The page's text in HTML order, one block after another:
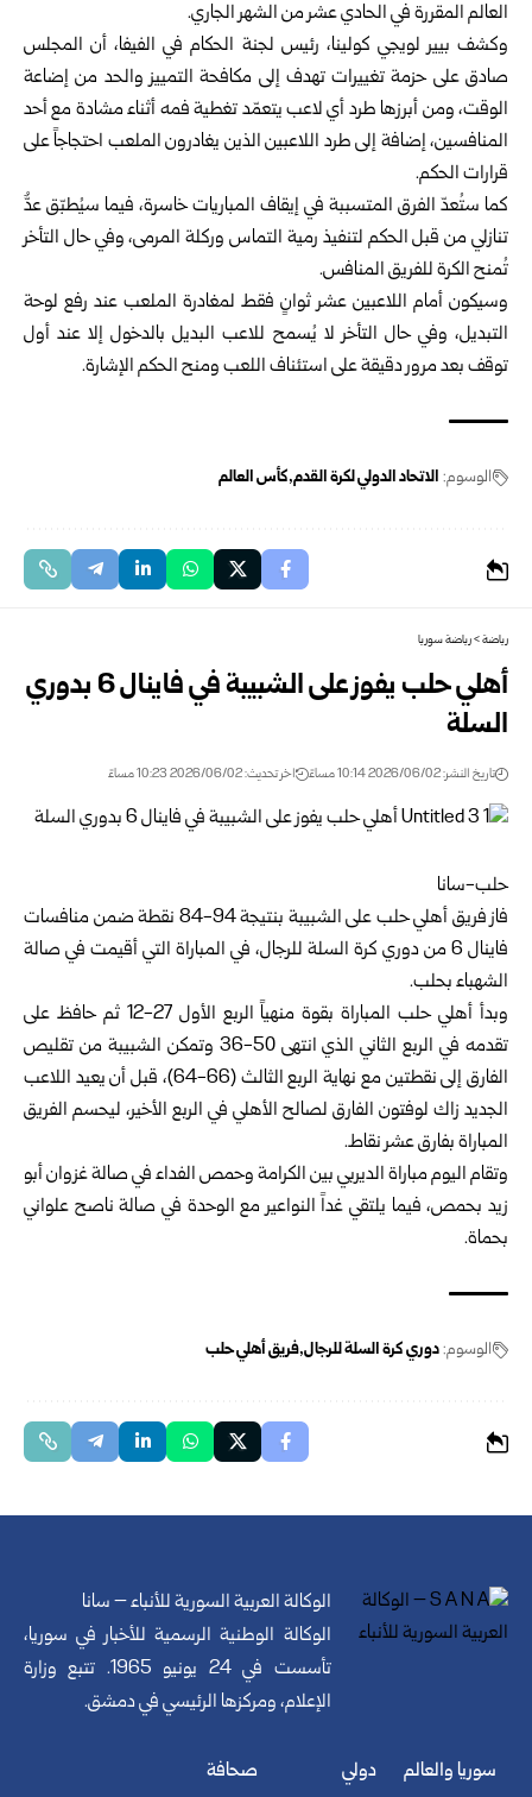
العالم المقررة في الحادي عشر من الشهر الجاري.
وكشف بيير لويجي كولينا، رئيس لجنة الحكام في الفيفا، أن المجلس
صادق على حزمة تغييرات تهدف إلى مكافحة التمييز والحد من إضاعة
الوقت، ومن أبرزها طرد أي لاعب يتعمّد تغطية فمه أثناء مشادة مع أحد
المنافسين، إضافة إلى طرد اللاعبين الذين يغادرون الملعب احتجاجاً على
قرارات الحكم.
كما ستُعدّ الفرق المتسببة في إيقاف المباريات خاسرة، فيما سيُطبّق عدٌّ
تنازلي من قبل الحكم لتنفيذ رمية التماس وركلة المرمى، وفي حال التأخر
تُمنح الكرة للفريق المنافس.
وسيكون أمام اللاعبين عشر ثوانٍ فقط لمغادرة الملعب عند رفع لوحة
التبديل، وفي حال التأخر لا يُسمح للاعب البديل بالدخول إلا عند أول
توقف بعد مرور دقيقة على استئناف اللعب ومنح الحكم الإشارة.
الوسوم: الاتحاد الدولي لكرة القدم كأس العالم
رياضة>رياضة سوريا
أهلي حلب يفوز على الشبيبة في فاينال 6 بدوري
السلة
تاريخ النشر: 2026/06/02 10:14 مساءً اخر تحديث: 2026/06/02 10:23 مساءً
حلب-سانا‏
فازفريق أهلي حلب
على الشبيبة بنتيجة 94-84 نقطة ضمن منافسات
فاينال 6 من
دوري كرة السلة للرجال، في المباراة التي أقيمت في صالة
‏الشهباء بحلب.
وبدأ أهلي حلب المباراة بقوة منهياً الربع الأول 27-12 ثم حافظ على
تقدمه ‏في الربع الثاني الذي انتهى 50-36 وتمكن الشبيبة من تقليص
الفارق إلى ‏نقطتين مع نهاية الربع الثالث (66-64)، قبل أن يعيد اللاعب
الجديد زاك ‏لوفتون الفارق لصالح الأهلي في الربع الأخير، ليحسم الفريق
المباراة بفارق ‏عشر نقاط.
وتقام اليوم مباراة الديربي بين الكرامة وحمص الفداء في صالة غزوان أبو
‏زيد بحمص، فيما يلتقي غداً النواعير مع الوحدة في صالة ناصح علواني
‏بحماة.
الوسوم:دوري كرة السلة للرجال فريق أهلي حلب
الوكالة العربية السورية للأنباء – سانا
الوكالة الوطنية الرسمية للأخبار في سوريا،
تأسست في 24 يونيو 1965. تتبع وزارة
الإعلام، ومركزها الرئيسي في دمشق.
سوريا والعالم دولي صحافة